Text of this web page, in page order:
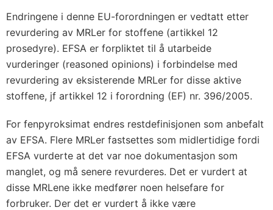
Endringene i denne EU-forordningen er vedtatt etter
revurdering av MRLer for stoffene (artikkel 12
prosedyre). EFSA er forpliktet til å utarbeide
vurderinger (reasoned opinions) i forbindelse med
revurdering av eksisterende MRLer for disse aktive
stoffene, jf artikkel 12 i forordning (EF) nr. 396/2005.
For fenpyroksimat endres restdefinisjonen som anbefalt
av EFSA. Flere MRLer fastsettes som midlertidige fordi
EFSA vurderte at det var noe dokumentasjon som
manglet, og må senere revurderes. Det er vurdert at
disse MRLene ikke medfører noen helsefare for
forbruker. Der det er vurdert å ikke være